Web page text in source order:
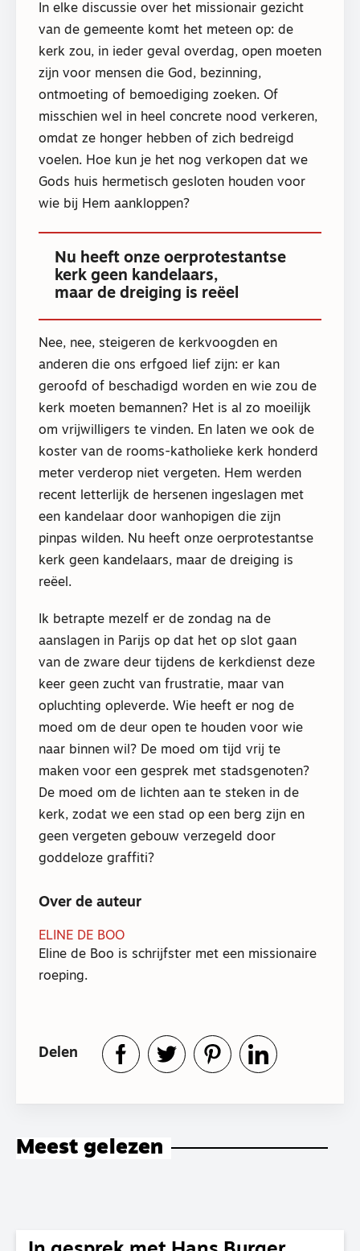
In elke discussie over het missionair gezicht
van de gemeente komt het meteen op: de
kerk zou, in ieder geval overdag, open moeten
zijn voor mensen die God, bezinning,
ontmoeting of bemoediging zoeken. Of
misschien wel in heel concrete nood verkeren,
omdat ze honger hebben of zich bedreigd
voelen. Hoe kun je het nog verkopen dat we
Gods huis hermetisch gesloten houden voor
wie bij Hem aankloppen?
Nu heeft onze oerprotestantse
kerk geen kandelaars,
maar de dreiging is reëel
Nee, nee, steigeren de kerkvoogden en
anderen die ons erfgoed lief zijn: er kan
geroofd of beschadigd worden en wie zou de
kerk moeten bemannen? Het is al zo moeilijk
om vrijwilligers te vinden. En laten we ook de
koster van de rooms-katholieke kerk honderd
meter verderop niet vergeten. Hem werden
recent letterlijk de hersenen ingeslagen met
een kandelaar door wanhopigen die zijn
pinpas wilden. Nu heeft onze oerprotestantse
kerk geen kandelaars, maar de dreiging is
reëel.
Ik betrapte mezelf er de zondag na de
aanslagen in Parijs op dat het op slot gaan
van de zware deur tijdens de kerkdienst deze
keer geen zucht van frustratie, maar van
opluchting opleverde. Wie heeft er nog de
moed om de deur open te houden voor wie
naar binnen wil? De moed om tijd vrij te
maken voor een gesprek met stadsgenoten?
De moed om de lichten aan te steken in de
kerk, zodat we een stad op een berg zijn en
geen vergeten gebouw verzegeld door
goddeloze graffiti?
Over de auteur
ELINE DE BOO
Eline de Boo is schrijfster met een missionaire
roeping.
Delen
Meest gelezen